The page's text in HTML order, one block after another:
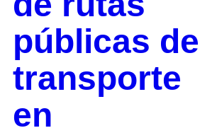
públicas de
transporte
en